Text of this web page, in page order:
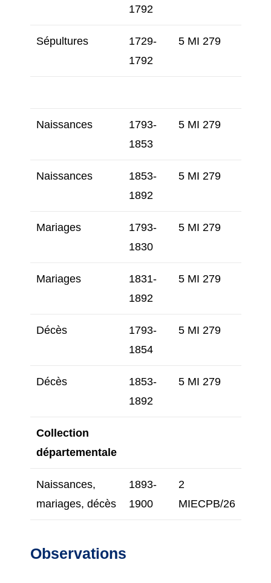
1792
Sépultures
1729-
1792
5 MI 279
Naissances
1793-
1853
5 MI 279
Naissances
1853-
1892
5 MI 279
Mariages
1793-
1830
5 MI 279
Mariages
1831-
1892
5 MI 279
Décès
1793-
1854
5 MI 279
Décès
1853-
1892
5 MI 279
Collection
départementale
Naissances,
mariages, décès
1893-
1900
2
MIECPB/26
Observations